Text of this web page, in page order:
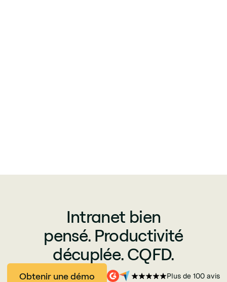
Intranet bien
pensé. Productivité
décuplée. CQFD.
Obtenir une démo Plus de 100 avis